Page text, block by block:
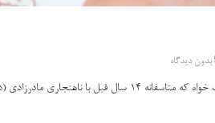
بدون دیدگاه
مادرزادی (در رفتگی…